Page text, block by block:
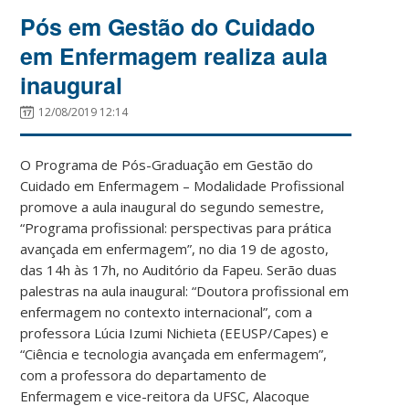
Pós em Gestão do Cuidado
em Enfermagem realiza aula
inaugural
12/08/2019 12:14
O Programa de Pós-Graduação em Gestão do
Cuidado em Enfermagem – Modalidade Profissional
promove a aula inaugural do segundo semestre,
“Programa profissional: perspectivas para prática
avançada em enfermagem”, no dia 19 de agosto,
das 14h às 17h, no Auditório da Fapeu. Serão duas
palestras na aula inaugural: “Doutora profissional em
enfermagem no contexto internacional”, com a
professora Lúcia Izumi Nichieta (EEUSP/Capes) e
“Ciência e tecnologia avançada em enfermagem”,
com a professora do departamento de
Enfermagem e vice-reitora da UFSC, Alacoque